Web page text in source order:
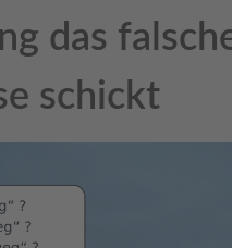
das
schickt